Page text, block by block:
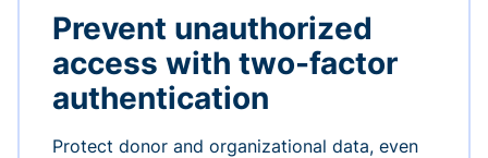
Prevent unauthorized
access with two-factor
authentication
Protect donor and organizational data, even